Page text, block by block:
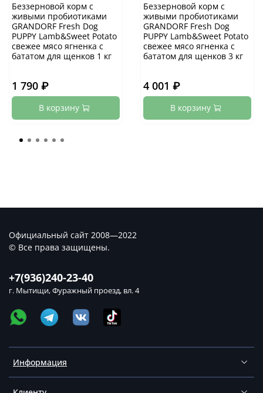
Беззерновой корм с
живыми пробиотиками
GRANDORF Fresh Dog
PUPPY Lamb&Sweet Potato
cвежее мясо ягненка с
бататом для щенков 1 кг
1 790 ₽
В корзину
Беззерновой корм с
живыми пробиотиками
GRANDORF Fresh Dog
PUPPY Lamb&Sweet Potato
cвежее мясо ягненка с
бататом для щенков 3 кг
4 001 ₽
В корзину
Информация
+7(936)240-23-40
г. Мытищи, Фуражный проезд, вл. 4
Официальный сайт 2008—2022
© Все права защищены.